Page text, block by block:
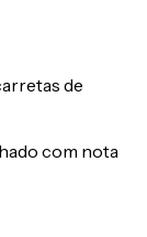
de
com nota